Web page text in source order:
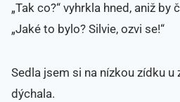
„Tak co?“ vyhrkla hned, aniž by
„Jaké to bylo? Silvie, ozvi se!“
Sedla jsem si na nízkou zídku u
dýchala.